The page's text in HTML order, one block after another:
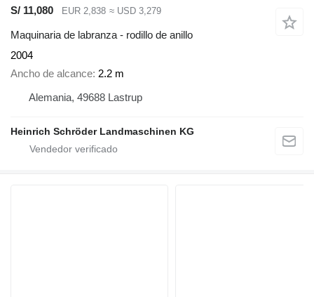
S/ 11,080
EUR 2,838 ≈ USD 3,279
Maquinaria de labranza - rodillo de anillo
2004
Ancho de alcance 2.2 m
Alemania, 49688 Lastrup
Heinrich Schröder Landmaschinen KG